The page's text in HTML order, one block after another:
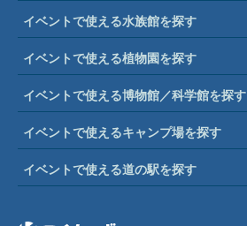
イベントで使える水族館を探す
イベントで使える植物園を探す
イベントで使える博物館／科学館を探す
イベントで使えるキャンプ場を探す
イベントで使える道の駅を探す